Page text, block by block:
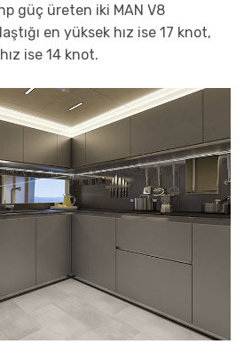
güç üreten iki MAN V8
en yüksek hız ise 17 knot,
ise 14 knot.